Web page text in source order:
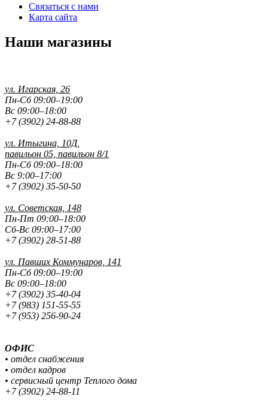
Связаться с нами
Карта сайта
Наши магазины
ул. Игарская, 26
Пн-Сб 09:00–19:00
Вс 09:00–18:00
+7 (3902) 24-88-88
ул. Итыгина, 10Д,
павильон 05, павильон 8/1
Пн-Сб 09:00–18:00
Вс 9:00–17:00
+7 (3902) 35-50-50
ул. Советская, 148
Пн-Пт 09:00–18:00
Сб-Вс 09:00–17:00
+7 (3902) 28-51-88
ул. Павших Коммунаров, 141
Пн-Сб 09:00–19:00
Вс 09:00–18:00
+7 (3902) 35-40-04
+7 (983) 151-55-55
+7 (953) 256-90-24
ОФИС
• отдел снабжения
• отдел кадров
• сервисный центр Теплого дома
+7 (3902) 24-88-11